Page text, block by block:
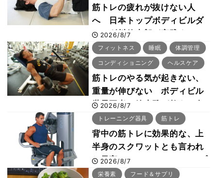
筋トレの疲れが抜けない人
へ 日本トップボディビルダ
ー・刈川啓志郎が実践する
「回復習慣」
2026/8/7
フィットネス 睡眠 体調管理
コンディショニング ヘルスケア
筋トレのやる気が起きない、
重量が伸びない ボディビル
世界王者・鈴木雅が教える食
事・睡眠・呼吸の整え方
2026/8/7
トレーニング器具 筋トレ
背中の筋トレに効果的な、上
半身のスクワットとも言われ
た最高マシン“ノーチラス・プ
ルオーバーマシン”とは？
2026/8/7
栄養素 フード＆サプリ